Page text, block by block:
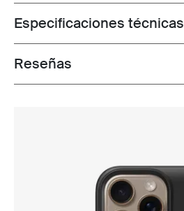
Toggle techspec
Especificaciones técnicas
Toggle overview
Reseñas